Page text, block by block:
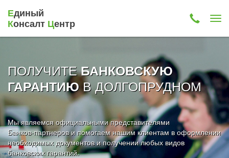
Единый
Консалт Центр
ПОЛУЧИТЕБАНКОВСКУЮ
ГАРАНТИЮВ ДОЛГОПРУДНОМ
Мы являемся официальными представителями
Банков-партнеров и помогаем нашим клиентам в оформлении
необходимых документов и получении любых видов
банковских гарантий.